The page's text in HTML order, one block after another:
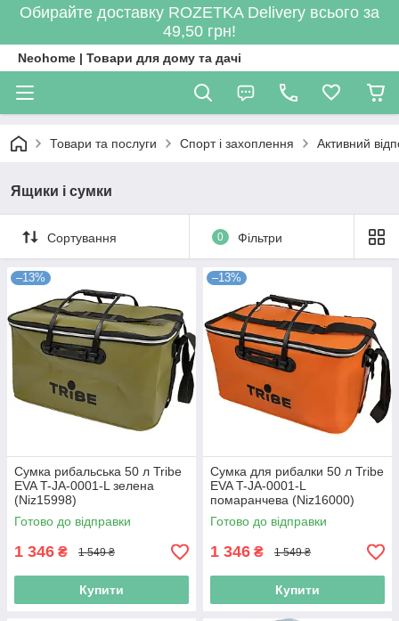
Обирайте доставку ROZETKA Delivery всього за
49,50 грн!
Neohome | Товари для дому та дачі
Товари та послуги Спорт і захоплення Активний
Ящики і сумки
Сортування 0 Фільтри
–13%
Сумка рибальська 50 л Tribe
EVA T-JA-0001-L зелена
(Niz15998)
Готово до відправки
1 346 ₴ 1 549 ₴
Купити
–13%
Сумка для рибалки 50 л Tribe
EVA T-JA-0001-L
помаранчева (Niz16000)
Готово до відправки
1 346 ₴ 1 549 ₴
Купити